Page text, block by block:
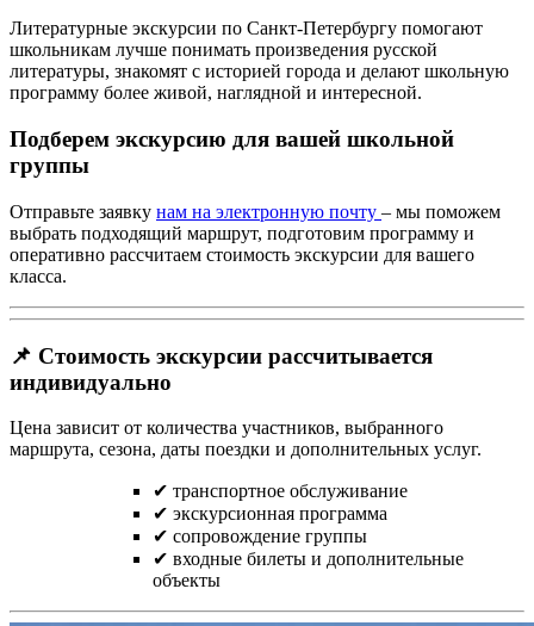
Литературные экскурсии по Санкт-Петербургу помогают
школьникам лучше понимать произведения русской
литературы, знакомят с историей города и делают школьную
программу более живой, наглядной и интересной.
Подберем экскурсию для вашей школьной
группы
Отправьте заявку нам на электронную почту – мы поможем
выбрать подходящий маршрут, подготовим программу и
оперативно рассчитаем стоимость экскурсии для вашего
класса.
📌 Стоимость экскурсии рассчитывается
индивидуально
Цена зависит от количества участников, выбранного
маршрута, сезона, даты поездки и дополнительных услуг.
✔ транспортное обслуживание
✔ экскурсионная программа
✔ сопровождение группы
✔ входные билеты и дополнительные
объекты